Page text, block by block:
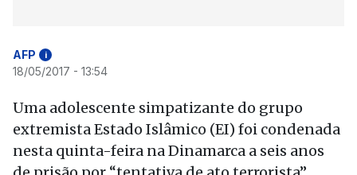
AFP i
18/05/2017 - 13:54
Uma adolescente simpatizante do grupo
extremista Estado Islâmico (EI) foi condenada
nesta quinta-feira na Dinamarca a seis anos